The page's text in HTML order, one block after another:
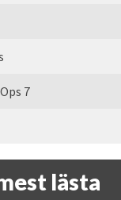
7
lästa